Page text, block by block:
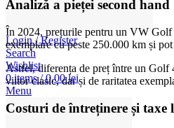
Login / Register
Search
Wishlist
0items / 0,00lei
Menu
Analiză a pieței second hand
În 2024, prețurile pentru un VW Golf
exemplare cu peste 250.000 km și
Astfel, diferența de preț între un Golf
viitor clasic, dar și de raritatea
Costuri de întreținere și taxe